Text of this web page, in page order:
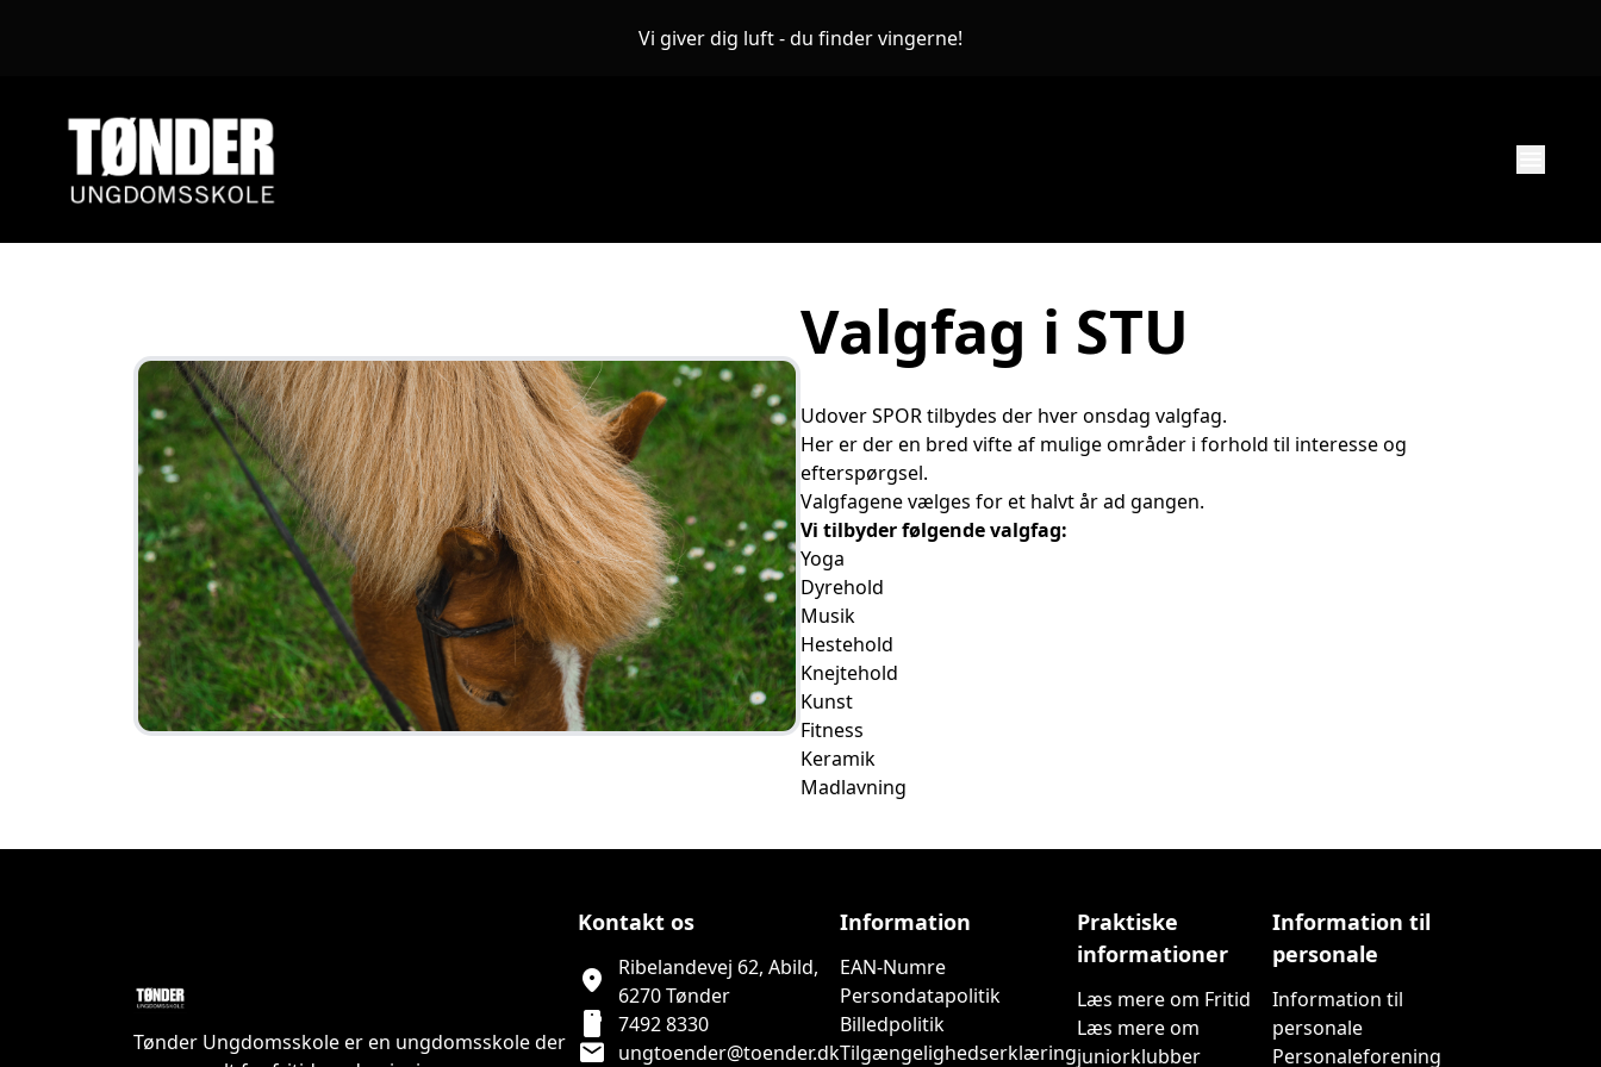
Vi giver dig luft - du finder vingerne!
Valgfag i STU
Udover SPOR tilbydes der hver onsdag valgfag.
Her er der en bred vifte af mulige områder i forhold til interesse og
efterspørgsel.
Valgfagene vælges for et halvt år ad gangen.
Vi tilbyder følgende valgfag:
Yoga
Dyrehold
Musik
Hestehold
Knejtehold
Kunst
Fitness
Keramik
Madlavning
Tønder Ungdomsskole er en ungdomsskole der
Kontakt os
location_on
Ribelandevej 62, Abild,
6270 Tønder
smartphone 7492 8330
mail ungtoender@toender.dk
Information
EAN-Numre
Persondatapolitik
Billedpolitik
Tilgængelighedserklæring
Praktiske
informationer
Læs mere om Fritid
Læs mere om
juniorklubber
Information til
personale
Information til
personale
Personaleforening